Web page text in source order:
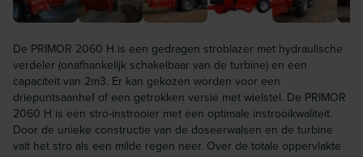
De PRIMOR 2060 H is een gedragen stroblazer met hydraulische
verdeler (onafhankelijk schakelbaar van de turbine) en een
capaciteit van 2m3. Er kan gekozen worden voor een
driepuntsaanhef of een getrokken versie met wielstel. De PRIMOR
2060 H is een stro-instrooier met een optimale instrooikwaliteit.
Door de unieke constructie van de doseerwalsen en de turbine
valt het stro als een milde regen neer. Over de totale oppervlakte